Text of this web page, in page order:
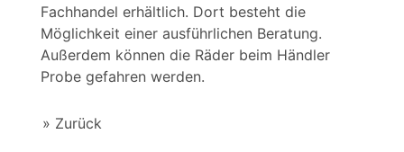
Fachhandel erhältlich. Dort besteht die
Möglichkeit einer ausführlichen Beratung.
Außerdem können die Räder beim Händler
Probe gefahren werden.
Zurück